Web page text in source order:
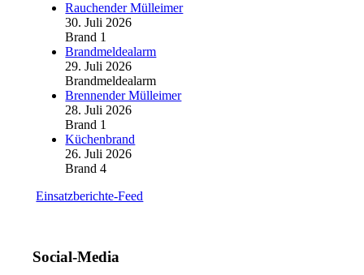
Rauchender Mülleimer
30. Juli 2026
Brand 1
Brandmeldealarm
29. Juli 2026
Brandmeldealarm
Brennender Mülleimer
28. Juli 2026
Brand 1
Küchenbrand
26. Juli 2026
Brand 4
Einsatzberichte-Feed
Social-Media